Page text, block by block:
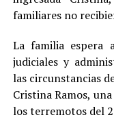
familiares no
La familia espera
judiciales y
las circunstancias
Cristina Ramos,
los terremotos del